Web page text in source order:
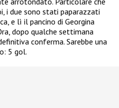
i due sono stati paparazzati
e lì il pancino di Georgina
dopo qualche settimana
conferma. Sarebbe una
5 gol.